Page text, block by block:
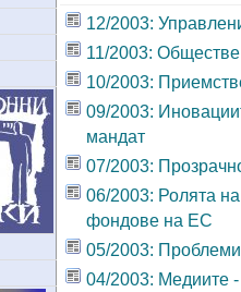
12/2003:
11/2003:
10/2003:
09/2003:
мандат
07/2003:
06/2003: Ролята
фондове на ЕС
05/2003:
04/2003: Медиите